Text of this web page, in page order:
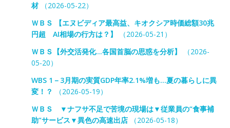
材（2026-05-22）
ＷＢＳ 【エヌビディア最高益、キオクシア時価総額30兆
円超 AI相場の行方は？】
（2026-05-21）
ＷＢＳ【外交活発化…各国首脳の思惑を分析】
（2026-
05-20）
WBS 1－3月期の実質GDP年率2.1%増も…夏の暮らしに異
変！？
（2026-05-19）
ＷＢＳ ▼ナフサ不足で苦境の現場は▼従業員の“食事補
助”サービス▼異色の高速出店（2026-05-18）